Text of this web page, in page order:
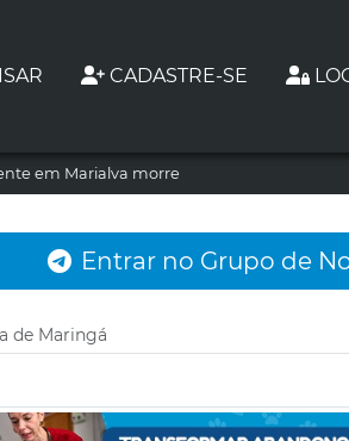
CADASTRE-SE
em Marialva morre
Entrar no Grupo de
de Maringá